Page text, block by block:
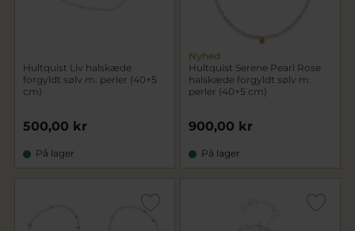
Hultquist Liv halskæde
forgyldt sølv m. perler (40+5
cm)
500,00 kr
På lager
Nyhed
Hultquist Serene Pearl Rose
halskæde forgyldt sølv m.
perler (40+5 cm)
900,00 kr
På lager